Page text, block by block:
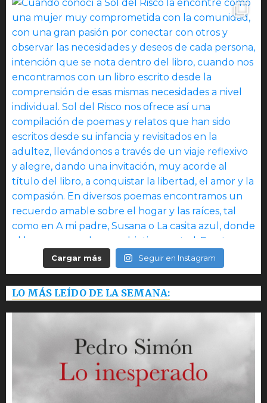
Cargar más Seguir en Instagram
LO MÁS LEÍDO DE LA SEMANA: